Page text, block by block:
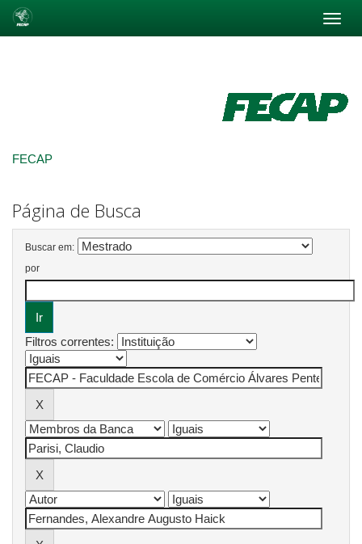
FECAP
Página de Busca
Buscar em:
por
Filtros correntes: